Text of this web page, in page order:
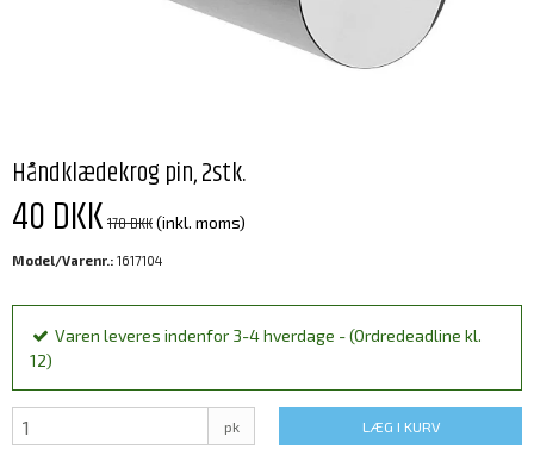
Håndklædekrog pin, 2stk.
40 DKK170 DKK(inkl. moms)
Model/Varenr.: 1617104
Varen leveres indenfor 3-4 hverdage - (Ordredeadline kl.
12)
pk LÆG I KURV